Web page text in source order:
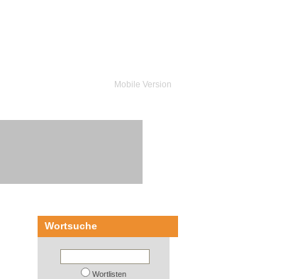
Mobile Version
Wortsuche
Wortlisten